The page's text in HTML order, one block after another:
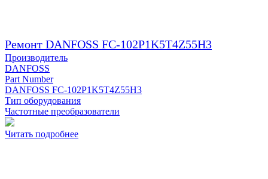
Ремонт DANFOSS FC-102P1K5T4Z55H3
Производитель
DANFOSS
Part Number
DANFOSS FC-102P1K5T4Z55H3
Тип оборудования
Частотные преобразователи
Читать подробнее